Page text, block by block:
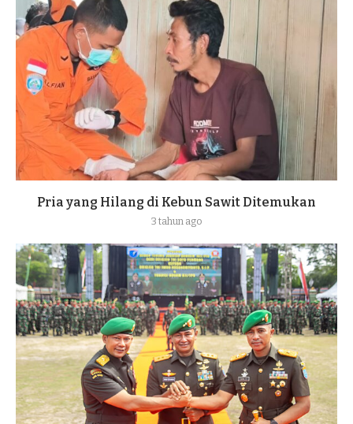
Pria yang Hilang di Kebun Sawit Ditemukan
3 tahun ago